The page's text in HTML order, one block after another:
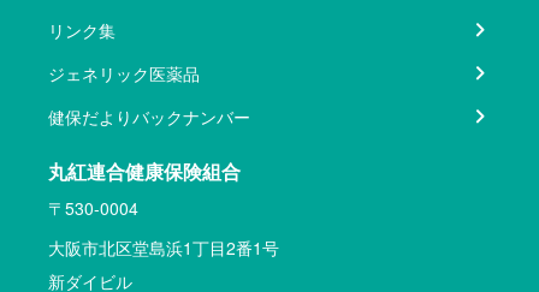
リンク集
ジェネリック医薬品
健保だよりバックナンバー
丸紅連合健康保険組合
〒530-0004
大阪市北区堂島浜1丁目2番1号
新ダイビル